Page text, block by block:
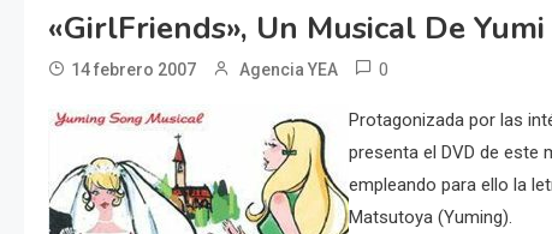
«GirlFriends», Un Musical De
14 febrero 2007 Agencia YEA 0
Protagonizada por las
presenta el DVD de este
empleando para ello la
Matsutoya (Yuming).